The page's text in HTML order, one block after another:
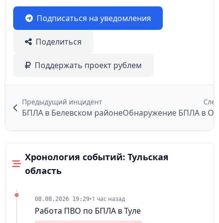
Подписаться на уведомления
Поделиться
Поддержать проект рублем
Предыдущий инцидент
БПЛА в Белевском районе
Хронология событий: Тульская
область
08.08.2026 19:29•1 час назад
Работа ПВО по БПЛА в Туле